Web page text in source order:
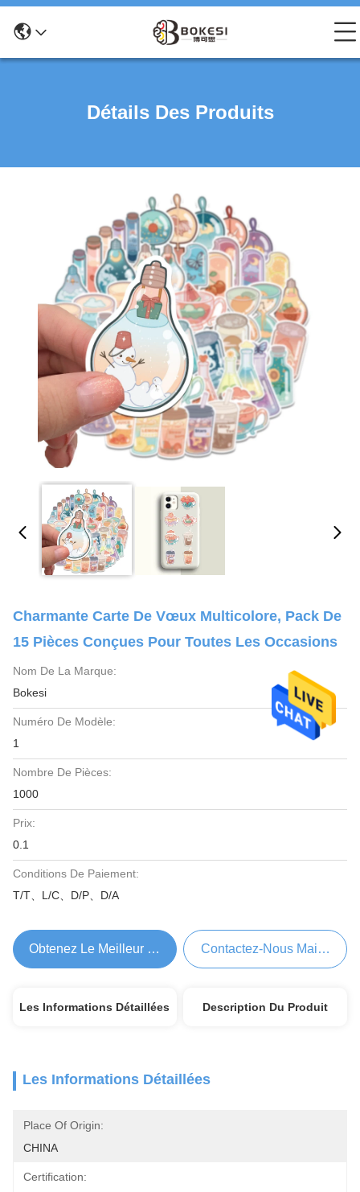
Détails Des Produits
Charmante Carte De Vœux Multicolore, Pack De
15 Pièces Conçues Pour Toutes Les Occasions
Nom De La Marque:
Bokesi
Numéro De Modèle:
1
Nombre De Pièces:
1000
Prix:
0.1
Conditions De Paiement:
T/T、L/C、D/P、D/A
Obtenez Le Meilleur Prix Contactez-Nous Maintenant
Les Informations Détaillées Description Du Produit
Les Informations Détaillées
Place Of Origin:
CHINA
Certification: